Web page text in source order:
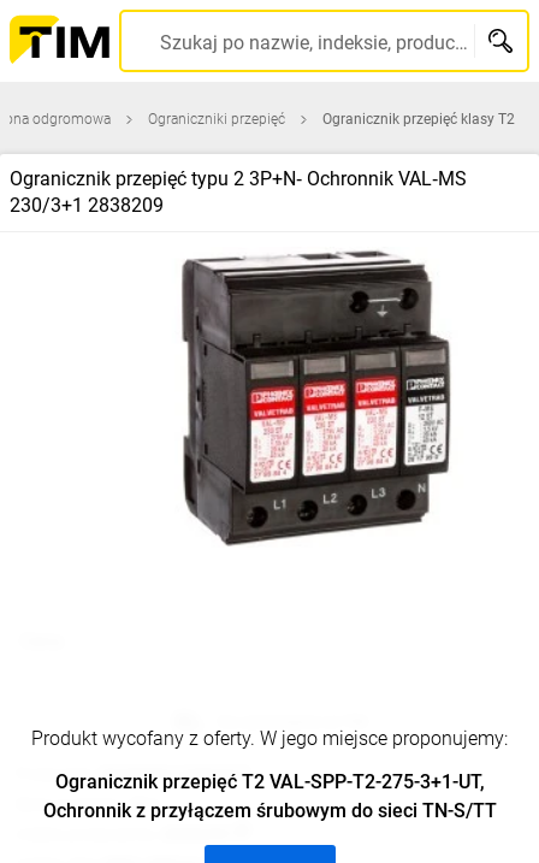
Szukaj po nazwie, indeksie, producencie, kodzie kreskowym...
odgromowa Ograniczniki przepięć Ogranicznik przepięć klasy T2
Ogranicznik przepięć typu 2 3P+N‑ Ochronnik VAL‑MS
230/3+1 2838209
Producent: PHOENIX CONTACT
Seria produktu: CL1
Produkt wycofany z oferty. W jego miejsce proponujemy:
Ogranicznik przepięć T2 VAL-SPP-T2-275-3+1-UT,
Ochronnik z przyłączem śrubowym do sieci TN-S/TT